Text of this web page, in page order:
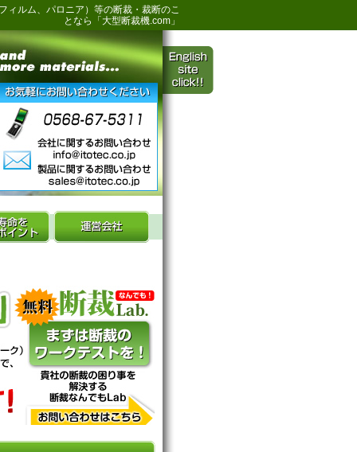
ィルム、パロニア）等の断裁・裁断のこ
となら「大型断裁機.com」